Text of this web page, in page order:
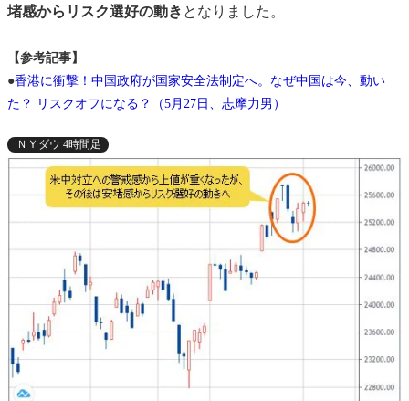
堵感からリスク選好の動き となりました。
【参考記事】
●香港に衝撃！中国政府が国家安全法制定へ。なぜ中国は今、動い
た？ リスクオフになる？（5月27日、志摩力男）
ＮＹダウ 4時間足